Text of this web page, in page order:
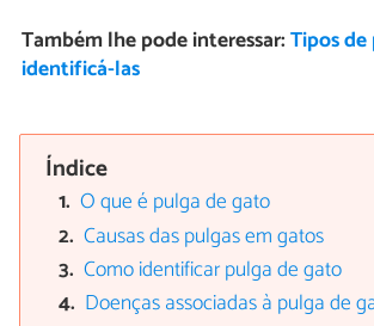
Também lhe pode interessar:Tipos
identificá-las
Índice
O que é pulga de gato
Causas das pulgas em gatos
Como identificar pulga de gato
Doenças associadas à pulga de